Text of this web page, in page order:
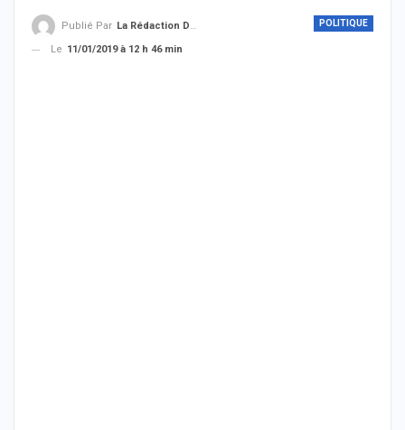
POLITIQUE
Publié Par La Rédaction De THIEYSENEGAL.com
Le 11/01/2019 à 12 h 46 min